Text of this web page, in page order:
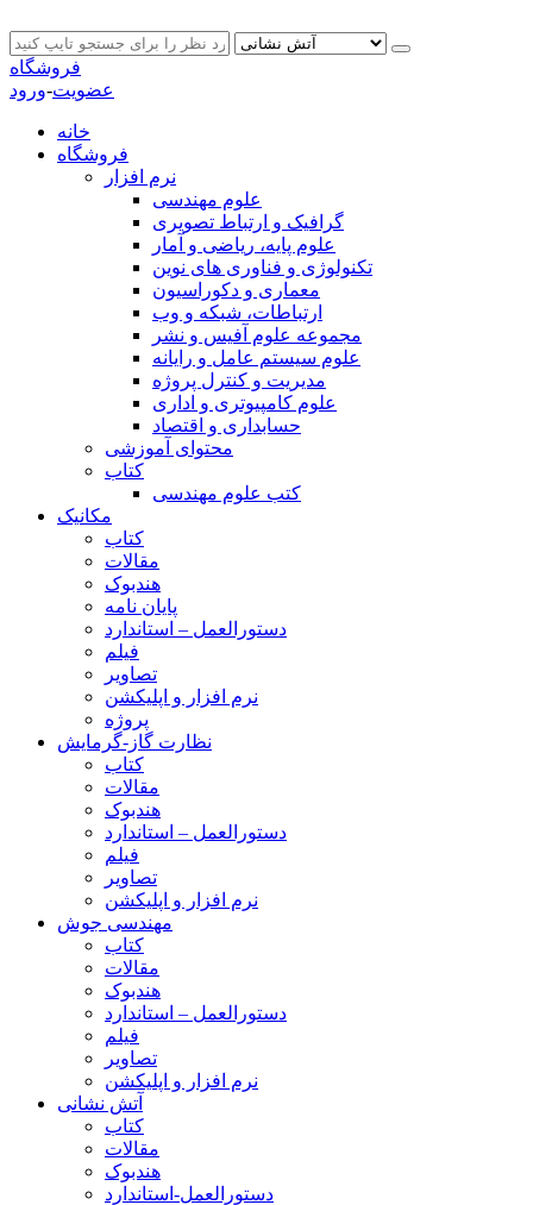
فروشگاه
عضویت-ورود
خانه
فروشگاه
نرم افزار
علوم مهندسی
گرافیک و ارتباط تصویری
علوم پایه، ریاضی و آمار
تکنولوژی و فناوری های نوین
معماری و دکوراسیون
ارتباطات، شبکه و وب
مجموعه علوم آفیس و نشر
علوم سیستم عامل و رایانه
مدیریت و کنترل پروژه
علوم کامپیوتری و اداری
حسابداری و اقتصاد
محتوای آموزشی
کتاب
کتب علوم مهندسی
مکانیک
کتاب
مقالات
هندبوک
پایان نامه
دستورالعمل – استاندارد
فیلم
تصاویر
نرم افزار و اپلیکشن
پروژه
نظارت گاز-گرمایش
کتاب
مقالات
هندبوک
دستورالعمل – استاندارد
فیلم
تصاویر
نرم افزار و اپلیکشن
مهندسی جوش
کتاب
مقالات
هندبوک
دستورالعمل – استاندارد
فیلم
تصاویر
نرم افزار و اپلیکشن
آتش نشانی
کتاب
مقالات
هندبوک
دستورالعمل-استاندارد